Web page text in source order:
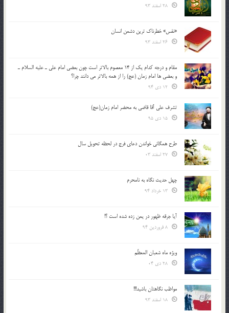
«نفس» خطرناک ترین دشمن انسان
مقام و درجه كدام يك از 14 معصوم بالاتر است چون بعضي امام علي ـ عليه السلام ـ
و بعضي ها امام زمان (عج) را از همه بالاتر مي دانند چرا؟
تشرف علي آقا قاضي به محضر امام زمان(عج)
طرح همگانی خواندن دعای فرج در لحظه تحویل سال
چهل حدیث نگاه به نامحرم
آیا جرقه ظهور در یمن زده شده است ؟!
ویژه ماه شعبان المعظّم
مواظب نگاهتان باشید!!!